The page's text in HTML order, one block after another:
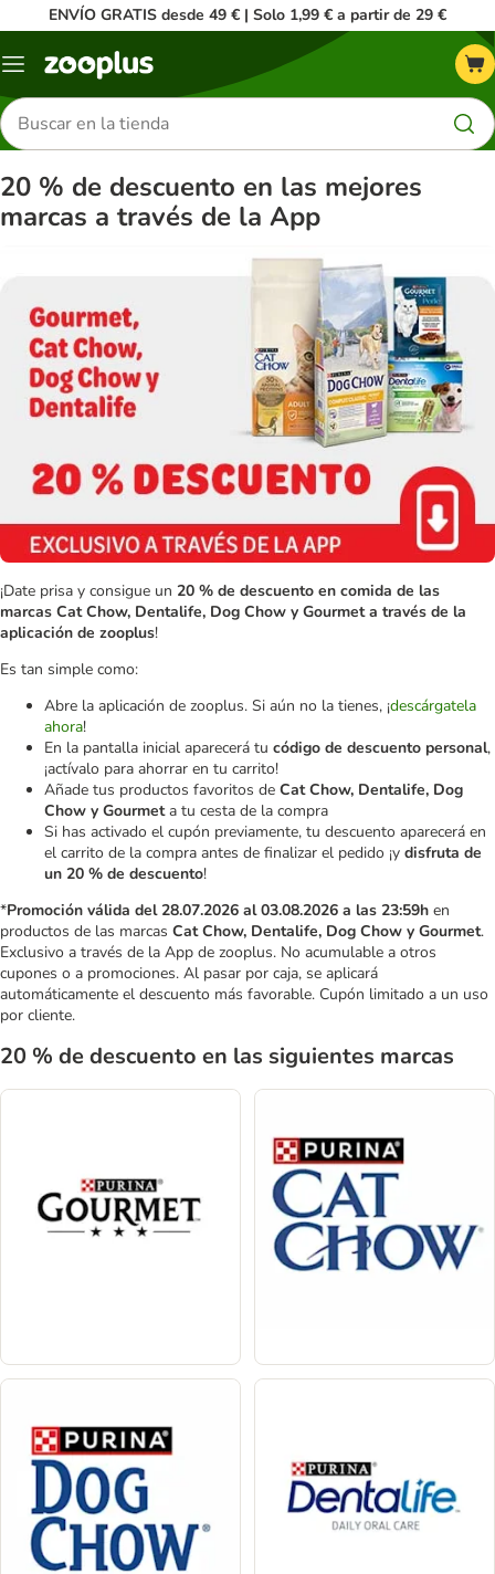
ENVÍO GRATIS desde 49 € | Solo 1,99 € a partir de 29 €
Menú
Buscar
productos
20 % de descuento en las mejores
marcas a través de la App
¡Date prisa y consigue un 20 % de descuento en comida de las
marcas Cat Chow, Dentalife, Dog Chow y Gourmet a través de la
aplicación de zooplus!
Es tan simple como:
Abre la aplicación de zooplus. Si aún no la tienes, ¡descárgatela
ahora!
En la pantalla inicial aparecerá tu código de descuento personal,
¡actívalo para ahorrar en tu carrito!
Añade tus productos favoritos de Cat Chow, Dentalife, Dog
Chow y Gourmeta tu cesta de la compra
Si has activado el cupón previamente, tu descuento aparecerá en
el carrito de la compra antes de finalizar el pedido ¡y disfruta de
un 20 % de descuento!
*Promoción válida del 28.07.2026 al 03.08.2026 a las 23:59h en
productos de las marcas Cat Chow, Dentalife, Dog Chow y Gourmet.
Exclusivo a través de la App de zooplus. No acumulable a otros
cupones o a promociones. Al pasar por caja, se aplicará
automáticamente el descuento más favorable. Cupón limitado a un uso
por cliente.
20 % de descuento en las siguientes marcas